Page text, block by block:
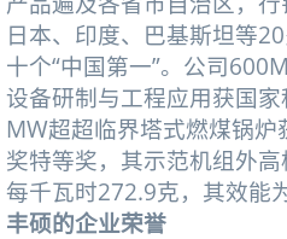
日本、印度、巴基斯坦等
十个“中国第一”。公司
设备研制与工程应用获国
MW超超临界塔式燃煤锅
奖特等奖，其示范机组外
每千瓦时272.9克，其效能
丰硕的企业荣誉